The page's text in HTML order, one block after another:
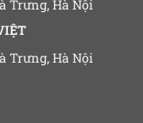
Trưng, Hà Nội
Trưng, Hà Nội